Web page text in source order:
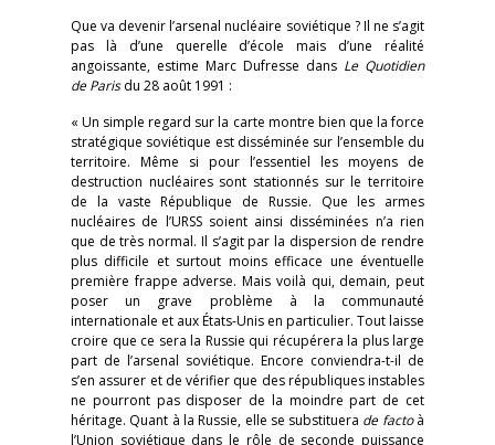
Que va devenir l’arsenal nucléaire soviétique ? Il ne s’agit
pas là d’une querelle d’école mais d’une réalité
angoissante, estime Marc Dufresse dans Le Quotidien
de Parisdu 28 août 1991 :
« Un simple regard sur la carte montre bien que la force
stratégique soviétique est disséminée sur l’ensemble du
territoire. Même si pour l’essentiel les moyens de
destruction nucléaires sont stationnés sur le territoire
de la vaste République de Russie. Que les armes
nucléaires de l’URSS soient ainsi disséminées n’a rien
que de très normal. Il s’agit par la dispersion de rendre
plus difficile et surtout moins efficace une éventuelle
première frappe adverse. Mais voilà qui, demain, peut
poser un grave problème à la communauté
internationale et aux États-Unis en particulier. Tout laisse
croire que ce sera la Russie qui récupérera la plus large
part de l’arsenal soviétique. Encore conviendra-t-il de
s’en assurer et de vérifier que des républiques instables
ne pourront pas disposer de la moindre part de cet
héritage. Quant à la Russie, elle se substituera de factoà
l’Union soviétique dans le rôle de seconde puissance